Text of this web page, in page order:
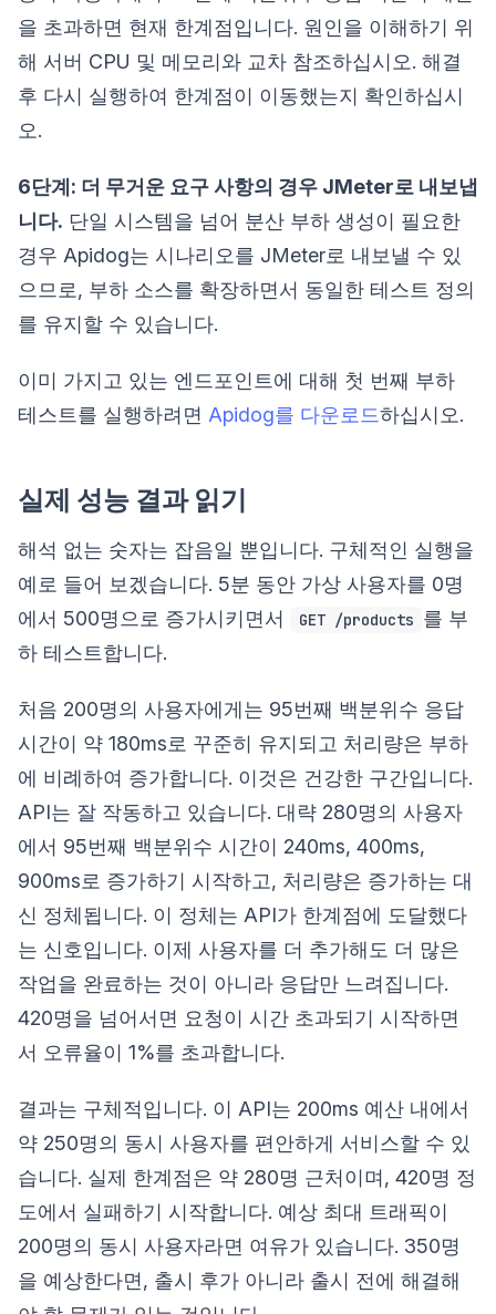
을 초과하면 현재 한계점입니다. 원인을 이해하기 위
해 서버 CPU 및 메모리와 교차 참조하십시오. 해결
후 다시 실행하여 한계점이 이동했는지 확인하십시
오.
6단계: 더 무거운 요구 사항의 경우 JMeter로 내보냅
니다. 단일 시스템을 넘어 분산 부하 생성이 필요한
경우 Apidog는 시나리오를 JMeter로 내보낼 수 있
으므로, 부하 소스를 확장하면서 동일한 테스트 정의
를 유지할 수 있습니다.
이미 가지고 있는 엔드포인트에 대해 첫 번째 부하
테스트를 실행하려면 Apidog를 다운로드하십시오.
실제 성능 결과 읽기
해석 없는 숫자는 잡음일 뿐입니다. 구체적인 실행을
예로 들어 보겠습니다. 5분 동안 가상 사용자를 0명
에서 500명으로 증가시키면서
GET /products 를 부
하 테스트합니다.
처음 200명의 사용자에게는 95번째 백분위수 응답
시간이 약 180ms로 꾸준히 유지되고 처리량은 부하
에 비례하여 증가합니다. 이것은 건강한 구간입니다.
API는 잘 작동하고 있습니다. 대략 280명의 사용자
에서 95번째 백분위수 시간이 240ms, 400ms,
900ms로 증가하기 시작하고, 처리량은 증가하는 대
신 정체됩니다. 이 정체는 API가 한계점에 도달했다
는 신호입니다. 이제 사용자를 더 추가해도 더 많은
작업을 완료하는 것이 아니라 응답만 느려집니다.
420명을 넘어서면 요청이 시간 초과되기 시작하면
서 오류율이 1%를 초과합니다.
결과는 구체적입니다. 이 API는 200ms 예산 내에서
약 250명의 동시 사용자를 편안하게 서비스할 수 있
습니다. 실제 한계점은 약 280명 근처이며, 420명 정
도에서 실패하기 시작합니다. 예상 최대 트래픽이
200명의 동시 사용자라면 여유가 있습니다. 350명
을 예상한다면, 출시 후가 아니라 출시 전에 해결해